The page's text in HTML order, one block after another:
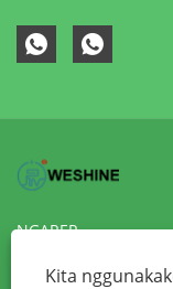
NGAREP
PRODUK
Kita